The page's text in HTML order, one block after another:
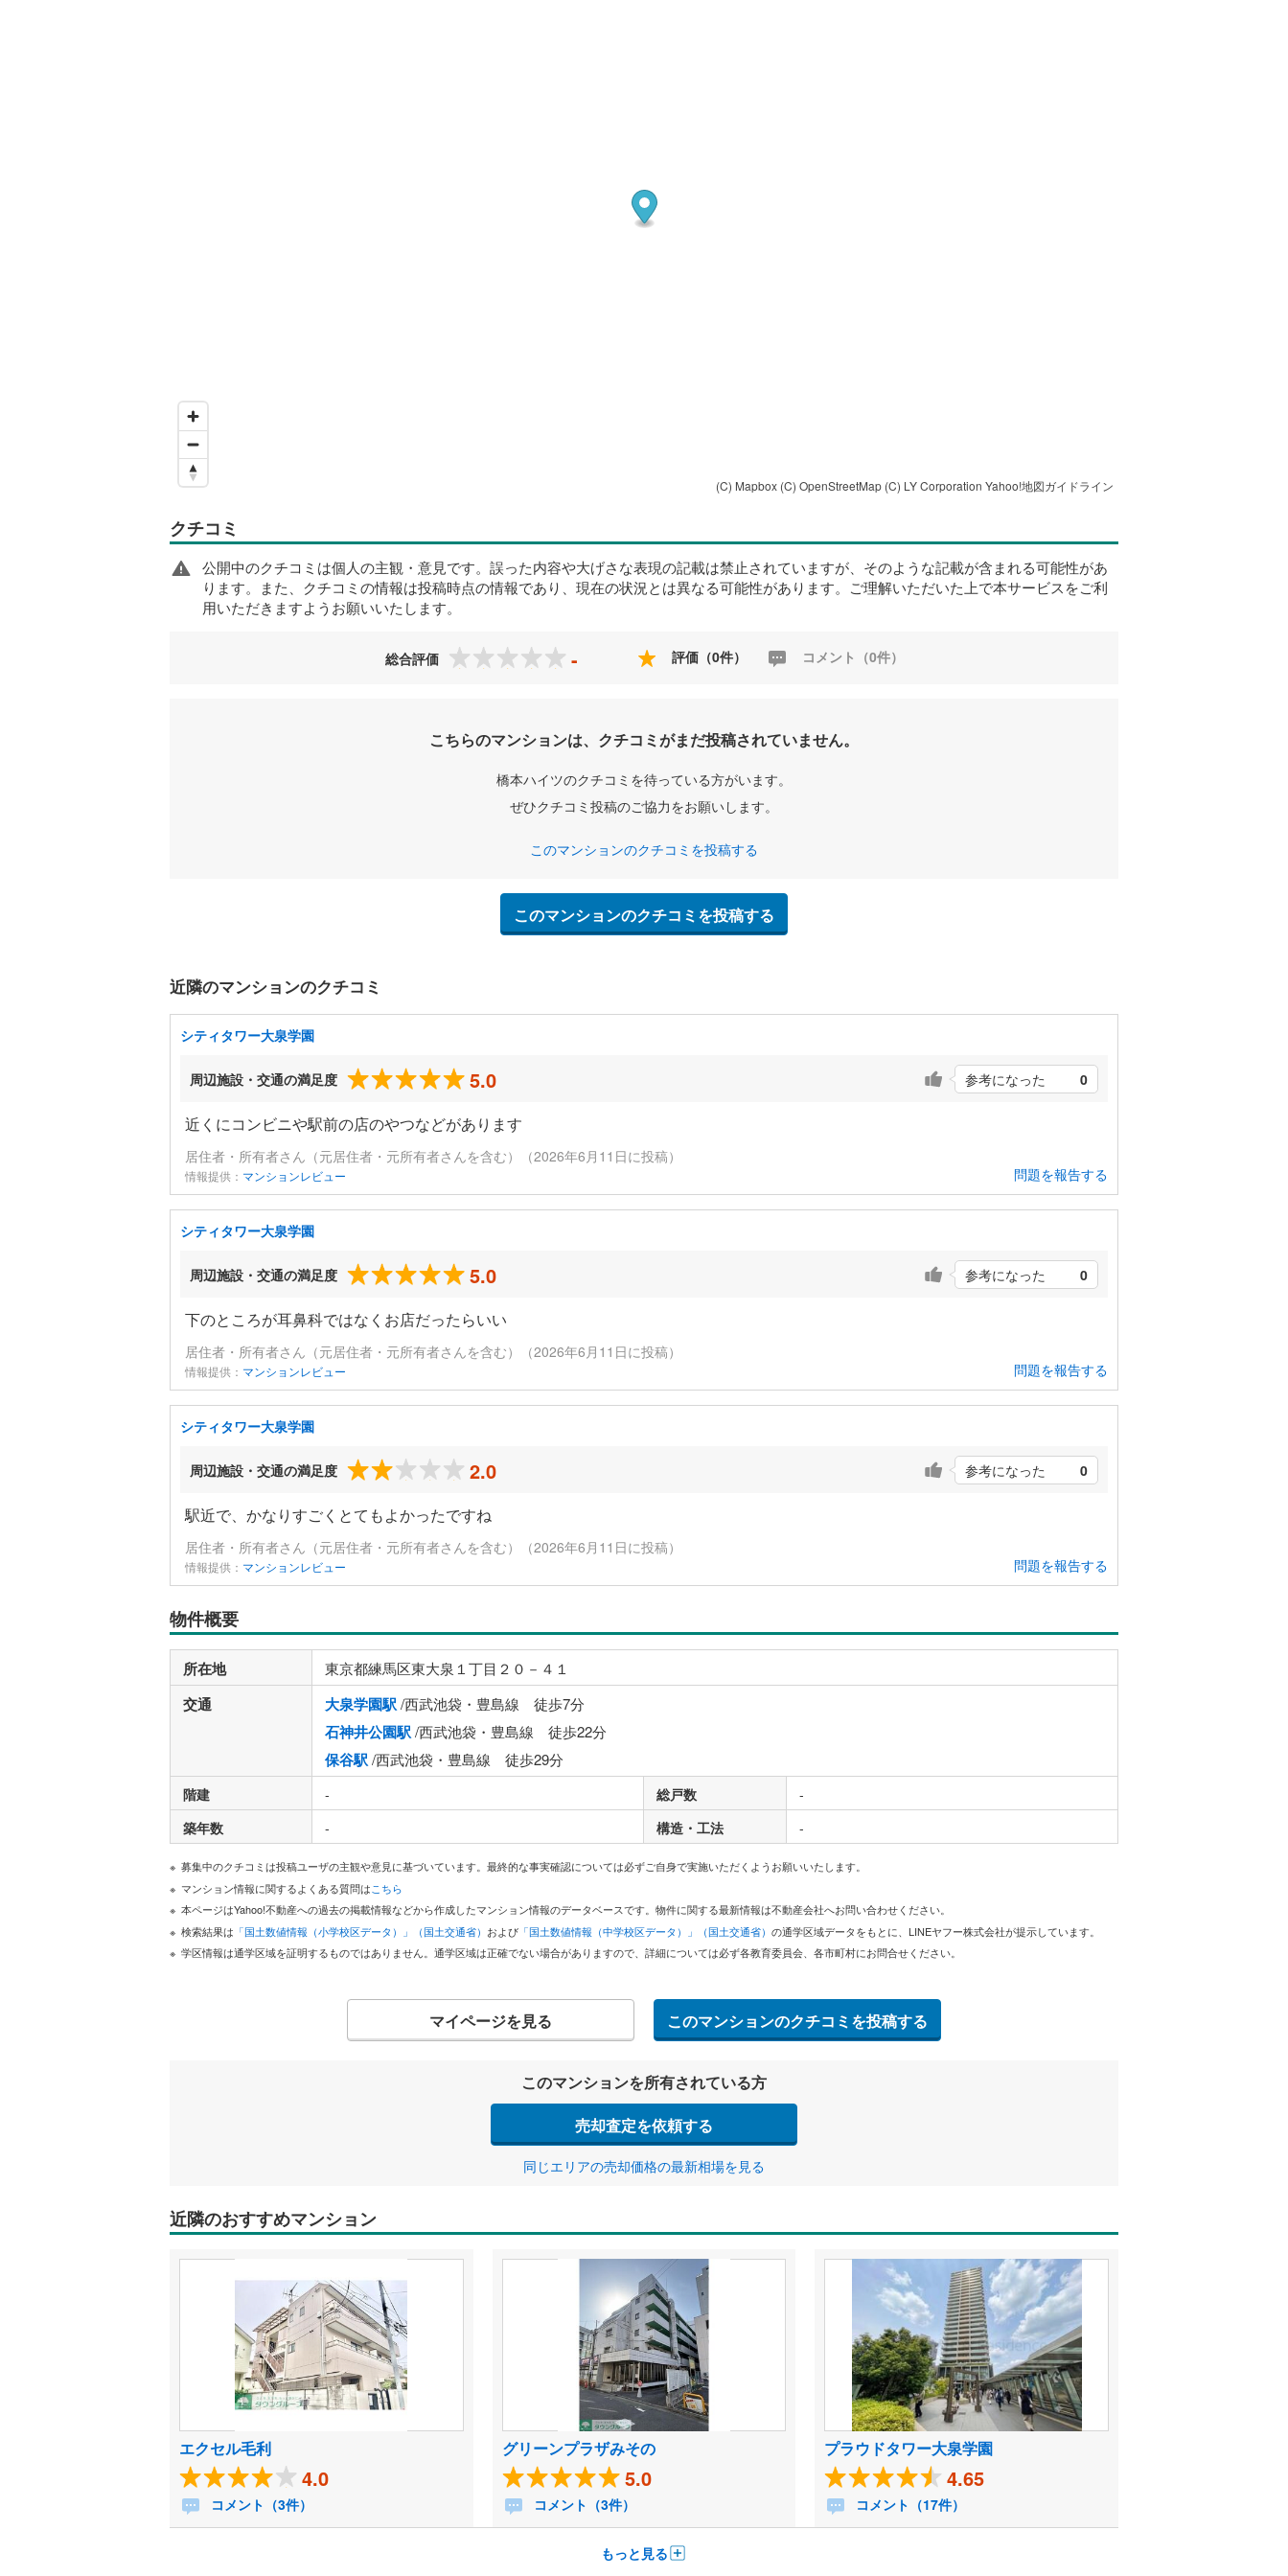
(C) Mapbox (C) OpenStreetMap (C) LY Corporation Yahoo!地図ガイドライン
クチコミ
公開中のクチコミは個人の主観・意見です。誤った内容や大げさな表現の記載は禁止されていますが、そのような記載が含まれる可能性があ
ります。また、クチコミの情報は投稿時点の情報であり、現在の状況とは異なる可能性があります。ご理解いただいた上で本サービスをご利
用いただきますようお願いいたします。
総合評価 - 評価（0件） コメント（0件）
こちらのマンションは、クチコミがまだ投稿されていません。
橋本ハイツのクチコミを待っている方がいます。
ぜひクチコミ投稿のご協力をお願いします。
このマンションのクチコミを投稿する
このマンションのクチコミを投稿する
近隣のマンションのクチコミ
シティタワー大泉学園
周辺施設・交通の満足度 5.0 参考になった 0
近くにコンビニや駅前の店のやつなどがあります
居住者・所有者さん（元居住者・元所有者さんを含む）（2026年6月11日に投稿）
情報提供： マンションレビュー 問題を報告する
シティタワー大泉学園
周辺施設・交通の満足度 5.0 参考になった 0
下のところが耳鼻科ではなくお店だったらいい
居住者・所有者さん（元居住者・元所有者さんを含む）（2026年6月11日に投稿）
情報提供： マンションレビュー 問題を報告する
シティタワー大泉学園
周辺施設・交通の満足度 2.0 参考になった 0
駅近で、かなりすごくとてもよかったですね
居住者・所有者さん（元居住者・元所有者さんを含む）（2026年6月11日に投稿）
情報提供： マンションレビュー 問題を報告する
物件概要
所在地 東京都練馬区東大泉１丁目２０－４１
交通 大泉学園駅/西武池袋・豊島線 徒歩7分
石神井公園駅/西武池袋・豊島線 徒歩22分
保谷駅/西武池袋・豊島線 徒歩29分
階建 - 総戸数
-
築年数
- 構造・工法 -
募集中のクチコミは投稿ユーザの主観や意見に基づいています。最終的な事実確認については必ずご自身で実施いただくようお願いいたします。
マンション情報に関するよくある質問はこちら
本ページはYahoo!不動産への過去の掲載情報などから作成したマンション情報のデータベースです。物件に関する最新情報は不動産会社へお問い合わせください。
検索結果は 「国土数値情報（小学校区データ）」（国土交通省） および 「国土数値情報（中学校区データ）」（国土交通省） の通学区域データをもとに、LINEヤフー株式会社が提示しています。
学区情報は通学区域を証明するものではありません。通学区域は正確でない場合がありますので、詳細については必ず各教育委員会、各市町村にお問合せください。
マイページを見る このマンションのクチコミを投稿する
このマンションを所有されている方
売却査定を依頼する
同じエリアの売却価格の最新相場を見る
近隣のおすすめマンション
エクセル毛利
4.0
コメント（3件）
グリーンプラザみその
5.0
コメント（3件）
プラウドタワー大泉学園
4.65
コメント（17件）
もっと見る